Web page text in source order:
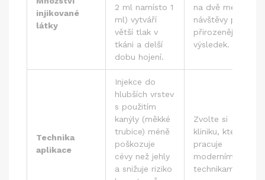
injikované
látky
2 ml namísto 1
ml) vytváří
větší tlak v
tkáni a delší
dobu hojení.
na dvě menší
návštěvy pro
přirozenější
výsledek.
Technika
aplikace
Injekce do
hlubších vrstev
s použitím
kanýly (měkké
trubice) méně
poškozuje
cévy než jehly
a snižuje riziko
Zvolte si
kliniku, která
pracuje
moderními
technikami.